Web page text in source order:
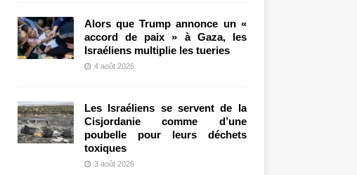
Alors que Trump annonce un «
accord de paix » à Gaza, les
Israéliens multiplie les tueries
4 août 2026
Les Israéliens se servent de la
Cisjordanie comme d’une
poubelle pour leurs déchets
toxiques
3 août 2026